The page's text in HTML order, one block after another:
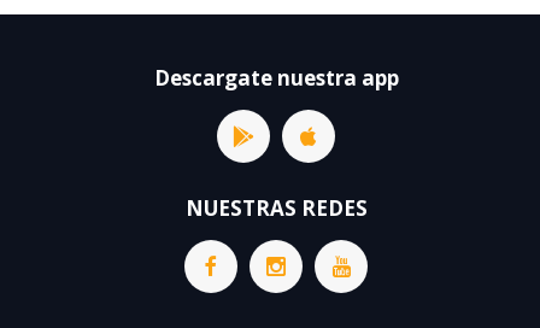
Descargate nuestra app
NUESTRAS REDES